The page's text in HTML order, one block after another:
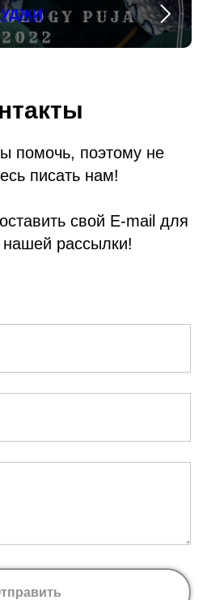
помочь, поэтому не
писать нам!
свой E-mail для
нашей рассылки!